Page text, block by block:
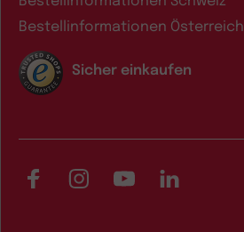
Bestellinformationen Österreich
Sicher einkaufen
FacebookInstagramYouTubeLinkedIn